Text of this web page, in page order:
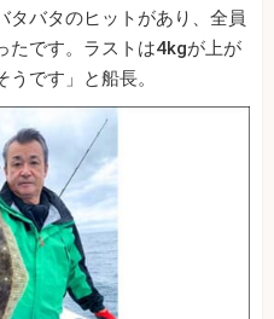
タバタのヒットがあり、全員
たです。ラストは4kgが上が
です」と船長。